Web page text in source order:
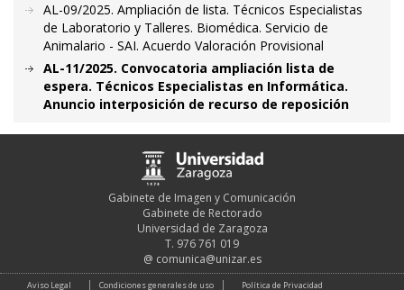
AL-09/2025. Ampliación de lista. Técnicos Especialistas
de Laboratorio y Talleres. Biomédica. Servicio de
Animalario - SAI. Acuerdo Valoración Provisional
AL-11/2025. Convocatoria ampliación lista de
espera. Técnicos Especialistas en Informática.
Anuncio interposición de recurso de reposición
Gabinete de Imagen y Comunicación
Gabinete de Rectorado
Universidad de Zaragoza
T. 976 761 019
@ comunica@unizar.es
Aviso Legal Condiciones generales de uso Política de Privacidad